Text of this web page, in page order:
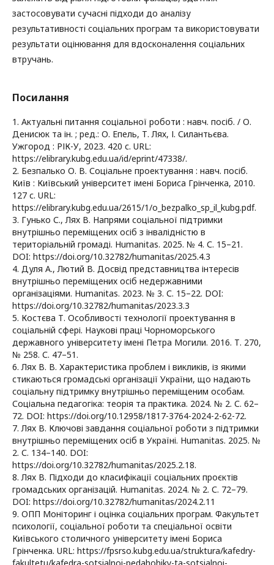
застосовувати сучасні підходи до аналізу
результативності соціальних програм та використовувати
результати оцінювання для вдосконалення соціальних
втручань.
Посилання
1. Актуальні питання соціальної роботи : навч. посіб. / О.
Денисюк та ін. ; ред.: О. Епель, Т. Лях, І. Силантьєва.
Ужгород : РІК-У, 2023. 420 с. URL:
https://elibrary.kubg.edu.ua/id/eprint/47338/.
2. Безпалько О. В. Соціальне проектування : навч. посіб.
Київ : Київський університет імені Бориса Грінченка, 2010.
127 с. URL:
https://elibrary.kubg.edu.ua/2615/1/o_bezpalko_sp_il_kubg.pdf.
3. Гунько С., Лях В. Напрями соціальної підтримки
внутрішньо переміщених осіб з інвалідністю в
територіальній громаді. Humanitas. 2025. № 4. С. 15–21.
DOI: https://doi.org/10.32782/humanitas/2025.4.3
4. Дуля А., Лютий В. Досвід представництва інтересів
внутрішньо переміщених осіб недержавними
організаціями. Humanitas. 2023. № 3. С. 15–22. DOI:
https://doi.org/10.32782/humanitas/2023.3.3
5. Костєва Т. Особливості технології проектування в
соціальній сфері. Наукові праці Чорноморського
державного університету імені Петра Могили. 2016. Т. 270,
№ 258. С. 47–51.
6. Лях В. В. Характеристика проблем і викликів, із якими
стикаються громадські організації України, що надають
соціальну підтримку внутрішньо переміщеним особам.
Соціальна педагогіка: теорія та практика. 2024. № 2. С. 62–
72. DOI: https://doi.org/10.12958/1817-3764-2024-2-62-72.
7. Лях В. Ключові завдання соціальної роботи з підтримки
внутрішньо переміщених осіб в Україні. Humanitas. 2025. №
2. С. 134–140. DOI:
https://doi.org/10.32782/humanitas/2025.2.18.
8. Лях В. Підходи до класифікації соціальних проєктів
громадських організацій. Humanitas. 2024. № 2. С. 72–79.
DOI: https://doi.org/10.32782/humanitas/2024.2.11
9. ОПП Моніторинг і оцінка соціальних програм. Факультет
психології, соціальної роботи та спеціальної освіти
Київського столичного університету імені Бориса
Грінченка. URL: https://fpsrso.kubg.edu.ua/struktura/kafedry-